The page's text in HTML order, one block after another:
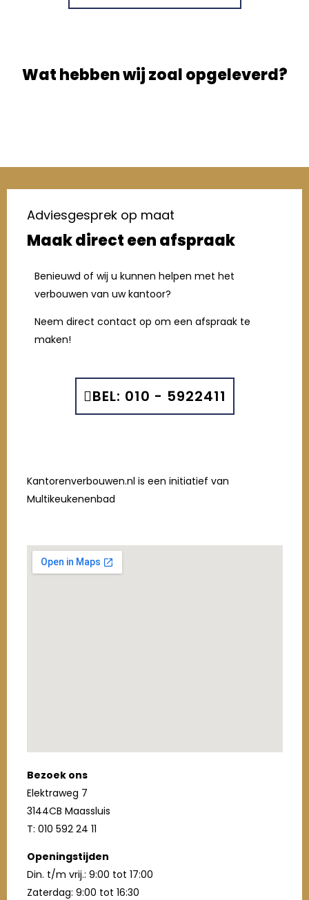
Wat hebben wij zoal opgeleverd?
Adviesgesprek op maat
Maak direct een afspraak
Benieuwd of wij u kunnen helpen met het
verbouwen van uw kantoor?
Neem direct contact op om een afspraak te
maken!
BEL: 010 - 5922411
Kantorenverbouwen.nl is een initiatief van
Multikeukenenbad
Bezoek ons
Elektraweg 7
3144CB Maassluis
T: 010 592 24 11
Openingstijden
Din. t/m vrij.: 9:00 tot 17:00
Zaterdag: 9:00 tot 16:30